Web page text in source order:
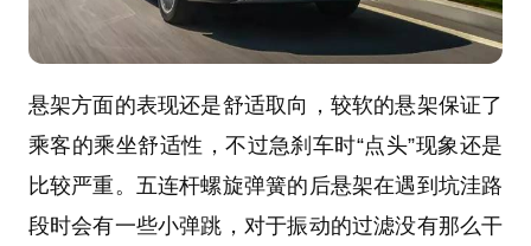
悬架方面的表现还是舒适取向，较软的悬架保证了
乘客的乘坐舒适性，不过急刹车时“点头”现象还是
比较严重。五连杆螺旋弹簧的后悬架在遇到坑洼路
段时会有一些小弹跳，对于振动的过滤没有那么干